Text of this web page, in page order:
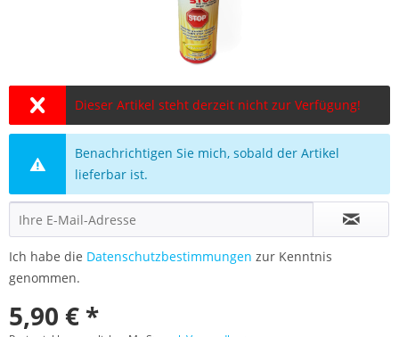
Dieser Artikel steht derzeit nicht zur Verfügung!
Benachrichtigen Sie mich, sobald der Artikel
lieferbar ist.
Ich habe die Datenschutzbestimmungen zur Kenntnis
genommen.
5,90 € *